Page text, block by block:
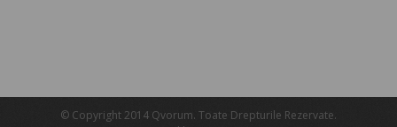
© Copyright 2014 Qvorum. Toate Drepturile Rezervate.